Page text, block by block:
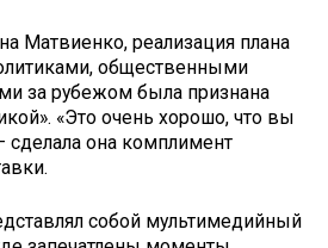
Матвиенко, реализация плана
общественными
за рубежом была признана
«Это очень хорошо, что вы
сделала она комплимент
собой мультимедийный